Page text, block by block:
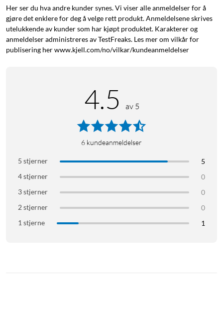
Her ser du hva andre kunder synes. Vi viser alle anmeldelser for å
gjøre det enklere for deg å velge rett produkt. Anmeldelsene skrives
utelukkende av kunder som har kjøpt produktet. Karakterer og
anmeldelser administreres av TestFreaks. Les mer om vilkår for
publisering her www.kjell.com/no/vilkar/kundeanmeldelser
4.5 av 5
6 kundeanmeldelser
5 stjerner
5
4 stjerner
0
3 stjerner
0
2 stjerner
0
1 stjerne
1